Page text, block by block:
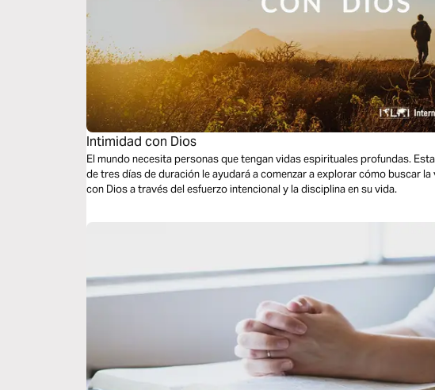
Intimidad con Dios
El mundo necesita personas que tengan vidas espirituales profundas.
de tres días de duración le ayudará a comenzar a explorar cómo buscar
con Dios a través del esfuerzo intencional y la disciplina en su vida.